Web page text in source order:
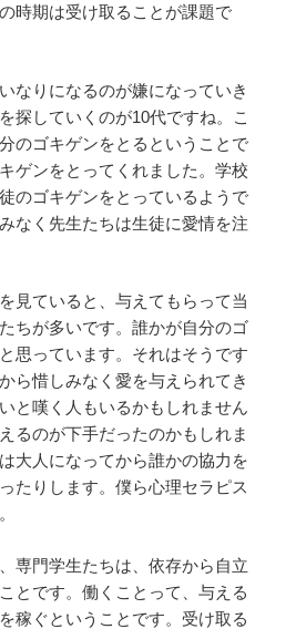
時期は受け取ることが課題で
なりになるのが嫌になっていき
探していくのが10代ですね。こ
のゴキゲンをとるということで
ゲンをとってくれました。学校
のゴキゲンをとっているようで
なく先生たちは生徒に愛情を注
見ていると、与えてもらって当
ちが多いです。誰かが自分のゴ
思っています。それはそうです
ら惜しみなく愛を与えられてき
と嘆く人もいるかもしれません
るのが下手だったのかもしれま
大人になってから誰かの協力を
たりします。僕ら心理セラピス
専門学生たちは、依存から自立
とです。働くことって、与える
稼ぐということです。受け取る